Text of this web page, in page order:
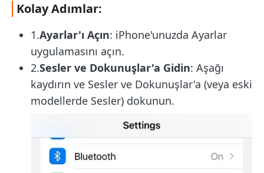
Kolay Adımlar:
1.Ayarlar'ı Açın: iPhone'unuzda Ayarlar
uygulamasını açın.
2.Sesler ve Dokunuşlar'a Gidin: Aşağı
kaydırın ve Sesler ve Dokunuşlar'a (veya eski
modellerde Sesler) dokunun.